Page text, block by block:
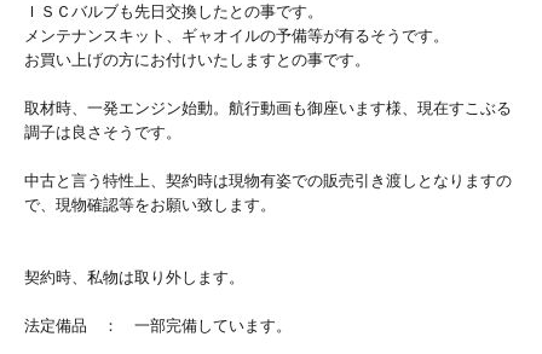
ＩＳＣバルブも先日交換したとの事です。
メンテナンスキット、ギャオイルの予備等が有るそうです。
お買い上げの方にお付けいたしますとの事です。
取材時、一発エンジン始動。航行動画も御座います様、現在すこぶる
調子は良さそうです。
中古と言う特性上、契約時は現物有姿での販売引き渡しとなりますの
で、現物確認等をお願い致します。
契約時、私物は取り外します。
法定備品 ： 一部完備しています。